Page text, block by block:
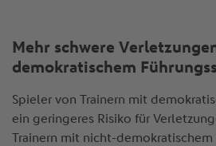
Mehr schwere
demokratischem
Spieler von Trainern mit
ein geringeres Risiko für
Trainern mit nicht-